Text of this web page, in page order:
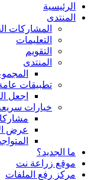
الرئيسية
المنتدى
المشاركات
التعليمات
التقويم
المنتدى
تطبيقات
اجعل
خيارات
عرض
ما الجديد؟
موقع زراعة نت
مركز رفع الملفات